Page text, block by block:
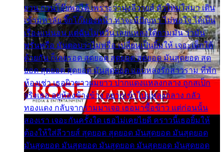
ยวน กวนโอ๊ยพอได้ เพราะว่านุ่งลีวายส์ ตัวใหม่ใส่มา เดิน
เข้ามหาลัย จิ๊กโก๊มองหน้า ท่าจะมีปัญหา ไม่พอใจ ได้เป็น
เรื่องแน่นอน แต่ฉันไม่หวั่น เลยแหลงใต้ถามมัน ว่ามัน
พรั่นพรือ มันตอบว่าไม่พรื่อ เปลี่ยนเป็นยิ้มให้ เจอะเด็กใต้
ด้วยกัน ก็เลยรอด สุดยอด สุดยอด สุดยอด มันสุดยอด สุด
ยอด สุดยอด สุดยอด มันสุดยอด แอบหลงรักสาวราม ที่พัก
ห้องเช่า เธอผิวขาวผมยาว ปากแดงแหลงกลาง ถูกสเป็ก
จริงเธอ อยู่ห้องข้างข้าง อยากเข้าไปแหลงกลาง กลัว
ทองแดง กลับจากรามมาเจอ เธอมาซื้อข้าว แต่ก่อนนั้น
สองเรา เจอะกันครั้งใด เธอไม่เคยไยดี คราวนี้เธอยิ้มให้
ต้องให้ใส่ลีวายส์ สุดยอด สุดยอด มันสุดยอด มันสุดยอด
มันสุดยอด มันสุดยอด มันสุดยอด มันสุดยอด มันสุดยอด